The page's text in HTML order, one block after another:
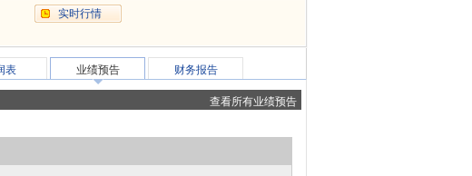
实时行情
表 业绩预告 财务报告
查看所有业绩预告